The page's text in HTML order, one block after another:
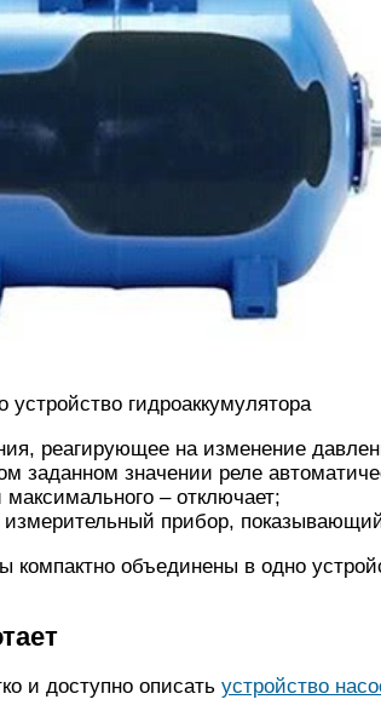
устройство гидроаккумулятора
реагирующее на изменение
заданном значении реле
– отключает;
прибор,
компактно объединены в одно
и доступно описать устройство